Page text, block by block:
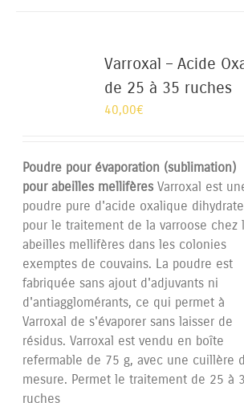
Varroxal – Acide
de 25 à 35 ruches
40,00€
Poudre pour évaporation (sublimation)
pour abeilles mellifères Varroxal est
poudre pure d'acide oxalique dihydrate
pour le traitement de la varroose chez
abeilles mellifères dans les colonies
exemptes de couvains. La poudre est
fabriquée sans ajout d'adjuvants ni
d'antiagglomérants, ce qui permet à
Varroxal de s'évaporer sans laisser de
résidus. Varroxal est vendu en boîte
refermable de 75 g, avec une cuillère
mesure. Permet le traitement de 25 à
ruches